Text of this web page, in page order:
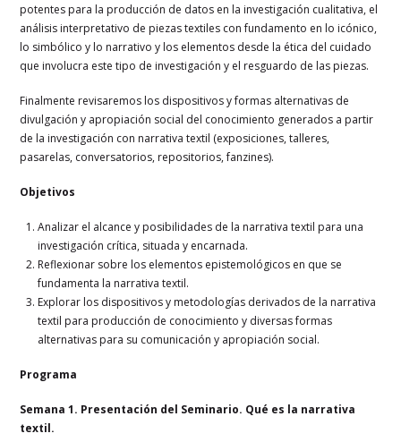
potentes para la producción de datos en la investigación cualitativa, el
análisis interpretativo de piezas textiles con fundamento en lo icónico,
lo simbólico y lo narrativo y los elementos desde la ética del cuidado
que involucra este tipo de investigación y el resguardo de las piezas.
Finalmente revisaremos los dispositivos y formas alternativas de
divulgación y apropiación social del conocimiento generados a partir
de la investigación con narrativa textil (exposiciones, talleres,
pasarelas, conversatorios, repositorios, fanzines).
Objetivos
Analizar el alcance y posibilidades de la narrativa textil para una
investigación crítica, situada y encarnada.
Reflexionar sobre los elementos epistemológicos en que se
fundamenta la narrativa textil.
Explorar los dispositivos y metodologías derivados de la narrativa
textil para producción de conocimiento y diversas formas
alternativas para su comunicación y apropiación social.
Programa
Semana 1. Presentación del Seminario. Qué es la narrativa
textil.